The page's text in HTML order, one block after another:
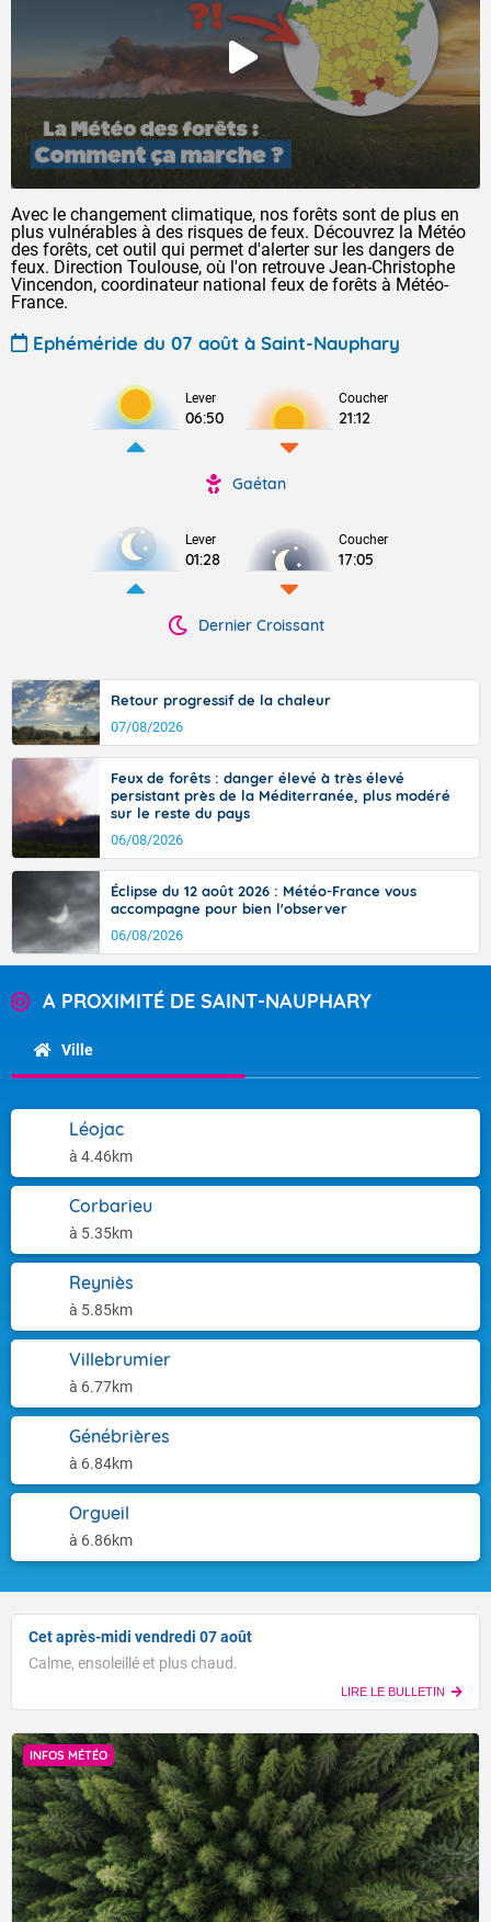
Avec le changement climatique, nos forêts sont de plus en
plus vulnérables à des risques de feux. Découvrez la Météo
des forêts, cet outil qui permet d'alerter sur les dangers de
feux. Direction Toulouse, où l'on retrouve Jean-Christophe
Vincendon, coordinateur national feux de forêts à Météo-
France.
Ephéméride du 07 août à Saint-Nauphary
Lever
06:50
Coucher
21:12
Gaétan
Lever
01:28
Coucher
17:05
Dernier Croissant
Retour progressif de la chaleur
07/08/2026
Feux de forêts : danger élevé à très élevé
persistant près de la Méditerranée, plus modéré
sur le reste du pays
06/08/2026
Éclipse du 12 août 2026 : Météo-France vous
accompagne pour bien l'observer
06/08/2026
A PROXIMITÉ DE SAINT-NAUPHARY
Ville
Léojac
à 4.46km
Corbarieu
à 5.35km
Reyniès
à 5.85km
Villebrumier
à 6.77km
Génébrières
à 6.84km
Orgueil
à 6.86km
Cet après-midi vendredi 07 août
Calme, ensoleillé et plus chaud.
LIRE LE BULLETIN
INFOS MÉTÉO